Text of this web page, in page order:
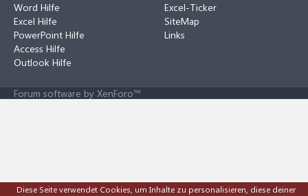
Word Hilfe
Excel Hilfe
PowerPoint Hilfe
Access Hilfe
Outlook Hilfe
Excel-Ticker
SiteMap
Links
Forum software by XenForo™
Diese Seite verwendet Cookies, um Inhalte zu personalisieren, diese deiner